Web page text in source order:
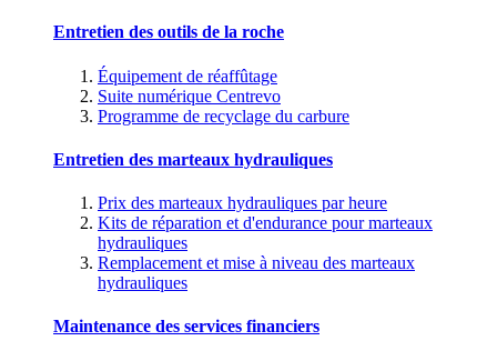
Entretien des outils de la roche
Équipement de réaffûtage
Suite numérique Centrevo
Programme de recyclage du carbure
Entretien des marteaux hydrauliques
Prix des marteaux hydrauliques par heure
Kits de réparation et d'endurance pour marteaux
hydrauliques
Remplacement et mise à niveau des marteaux
hydrauliques
Maintenance des services financiers